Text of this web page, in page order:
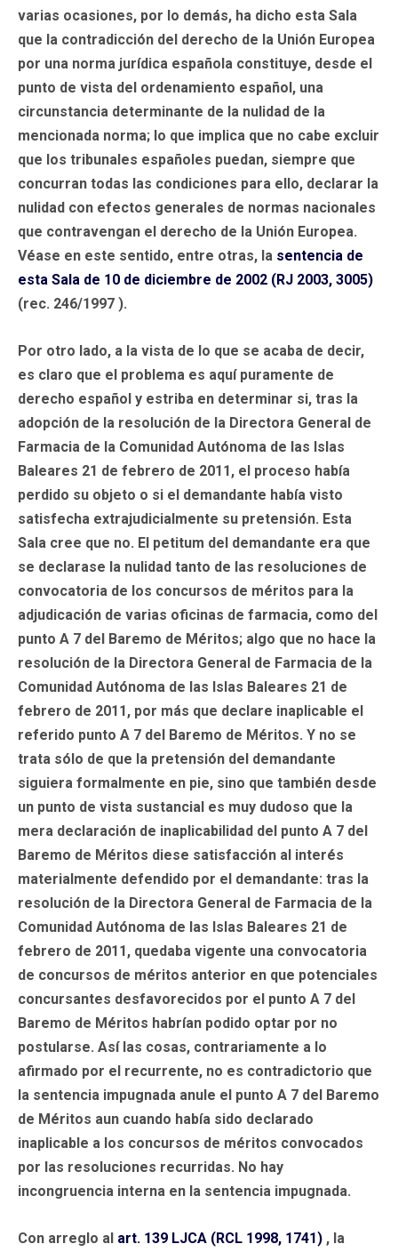
varias ocasiones, por lo demás, ha dicho esta Sala
que la contradicción del derecho de la Unión Europea
por una norma jurídica española constituye, desde el
punto de vista del ordenamiento español, una
circunstancia determinante de la nulidad de la
mencionada norma; lo que implica que no cabe excluir
que los tribunales españoles puedan, siempre que
concurran todas las condiciones para ello, declarar la
nulidad con efectos generales de normas nacionales
que contravengan el derecho de la Unión Europea.
Véase en este sentido, entre otras, la sentencia de
esta Sala de 10 de diciembre de 2002 (RJ 2003, 3005)
(rec. 246/1997 ).
Por otro lado, a la vista de lo que se acaba de decir,
es claro que el problema es aquí puramente de
derecho español y estriba en determinar si, tras la
adopción de la resolución de la Directora General de
Farmacia de la Comunidad Autónoma de las Islas
Baleares 21 de febrero de 2011, el proceso había
perdido su objeto o si el demandante había visto
satisfecha extrajudicialmente su pretensión. Esta
Sala cree que no. El petitum del demandante era que
se declarase la nulidad tanto de las resoluciones de
convocatoria de los concursos de méritos para la
adjudicación de varias oficinas de farmacia, como del
punto A 7 del Baremo de Méritos; algo que no hace la
resolución de la Directora General de Farmacia de la
Comunidad Autónoma de las Islas Baleares 21 de
febrero de 2011, por más que declare inaplicable el
referido punto A 7 del Baremo de Méritos. Y no se
trata sólo de que la pretensión del demandante
siguiera formalmente en pie, sino que también desde
un punto de vista sustancial es muy dudoso que la
mera declaración de inaplicabilidad del punto A 7 del
Baremo de Méritos diese satisfacción al interés
materialmente defendido por el demandante: tras la
resolución de la Directora General de Farmacia de la
Comunidad Autónoma de las Islas Baleares 21 de
febrero de 2011, quedaba vigente una convocatoria
de concursos de méritos anterior en que potenciales
concursantes desfavorecidos por el punto A 7 del
Baremo de Méritos habrían podido optar por no
postularse. Así las cosas, contrariamente a lo
afirmado por el recurrente, no es contradictorio que
la sentencia impugnada anule el punto A 7 del Baremo
de Méritos aun cuando había sido declarado
inaplicable a los concursos de méritos convocados
por las resoluciones recurridas. No hay
incongruencia interna en la sentencia impugnada.
Con arreglo al art. 139 LJCA (RCL 1998, 1741) , la